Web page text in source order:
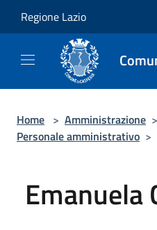
Regione Lazio
Home > Amministrazione >
Personale amministrativo >
Emanuela